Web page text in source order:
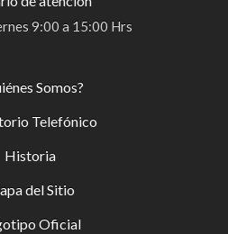
9:00 a 15:00 Hrs
Somos?
Telefónico
Historia
del Sitio
Oficial